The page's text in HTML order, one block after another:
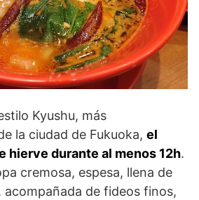
Kyushu, más
la ciudad de Fukuoka, el
hierve durante al menos 12h.
cremosa, espesa, llena de
acompañada de fideos finos,